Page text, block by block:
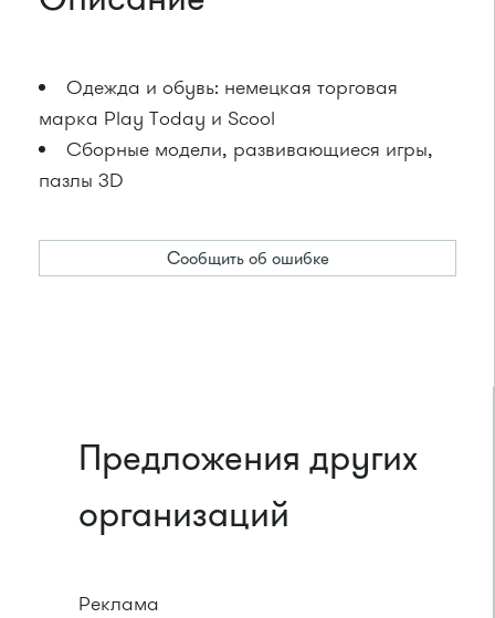
Одежда и обувь: немецкая торговая
марка Play Today и Scool
Сборные модели, развивающиеся игры,
пазлы 3D
Сообщить об ошибке
Предложения других
организаций
Реклама